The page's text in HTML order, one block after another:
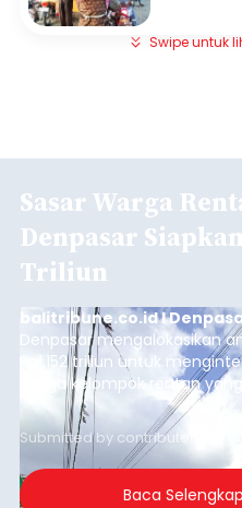
Swipe untuk
Sasar Warga
Denpasar
Triliun
balitribune.co.id I
Denpasar mengalokasikan
Rp1,152 triliun untuk
warga kelompok rentan
garis kemiskinan. Langkah
guna menjaga masyarakat
kelompok desil 5 dan 6
merosot ke kategori miskin.
Submitted by contributor
Baca